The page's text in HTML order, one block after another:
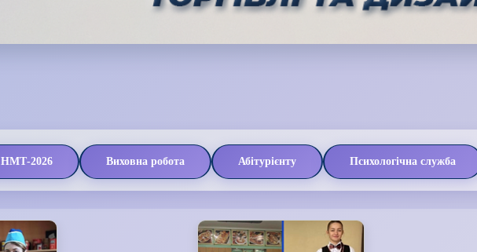
НМТ-2026 Виховна робота Абітурієнту Психологічна служба